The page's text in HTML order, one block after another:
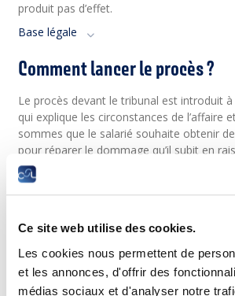
Ce site web utilise des cookies.
Les cookies nous permettent de
et les annonces, d'offrir des
médias sociaux et d'analyser notre
produit pas d’effet.
Base légale
Comment lancer le procès ?
Le procès devant le tribunal est introduit à
qui explique les circonstances de l’affaire
sommes que le salarié souhaite obtenir
pour réparer le dommage qu’il subit en
licenciement.
Cette requête peut être rédigée soit par
exemplaires auprès du greffe du Tribunal
Modèles-types